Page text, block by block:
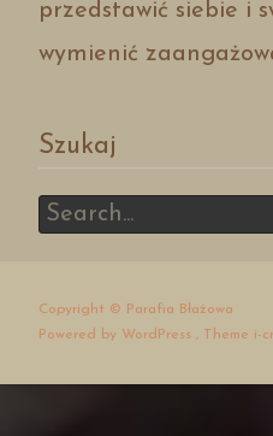
przedstawić siebie i
wymienić
Szukaj
Search
for:
Copyright © Parafia Błażowa
Powered by WordPress , Theme i-